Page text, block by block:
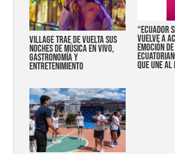
Village trae de vuelta sus
noches de música en vivo,
gastronomía y
entretenimiento
“Ecuador
vuelve a
emoción
que une al